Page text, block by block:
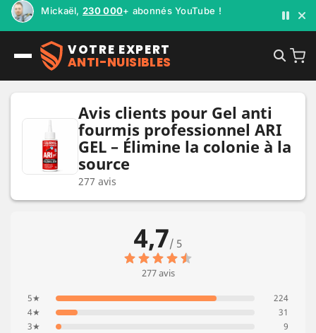
Mickaël, 230 000+ abonnés YouTube !
VOTRE EXPERT
ANTI-NUISIBLES
Avis clients pour Gel anti
fourmis professionnel ARI
GEL – Élimine la colonie à la
source
277 avis
4,7/ 5
277 avis
5★
224
4★
31
3★
9